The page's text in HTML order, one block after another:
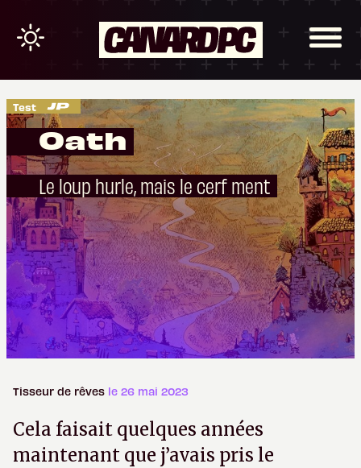
Test
Oath
Le loup hurle, mais le cerf ment
Tisseur de rêves le 26 mai 2023
Cela faisait quelques années
maintenant que j’avais pris le